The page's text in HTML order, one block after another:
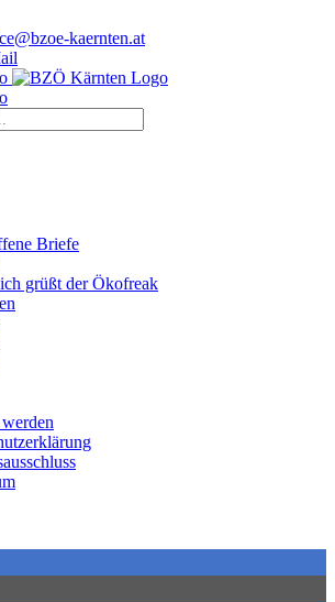
kaernten.at
Briefe
grüßt der Ökofreak